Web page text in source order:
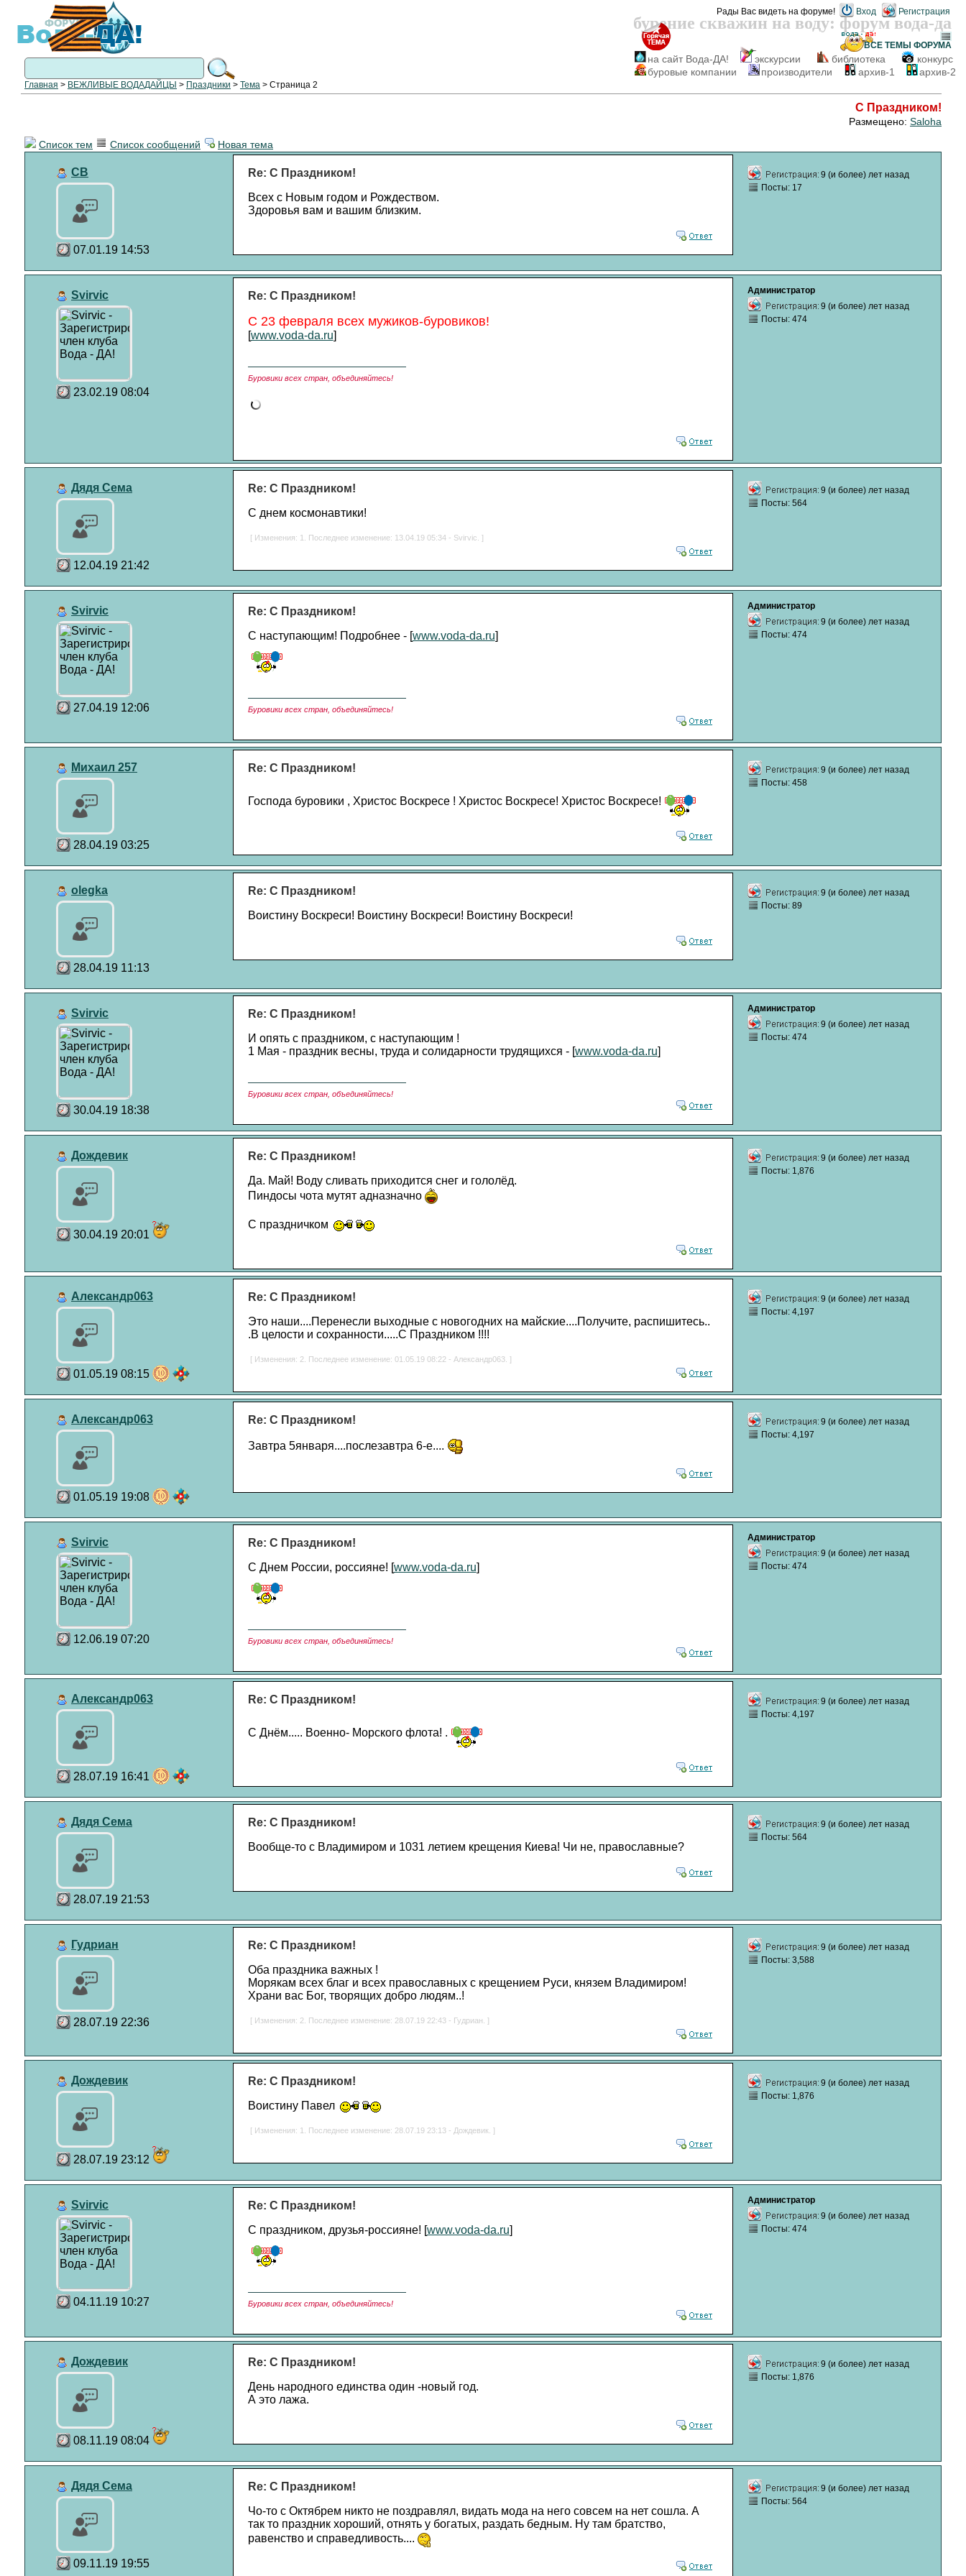
бурение скважин на воду: форум вода-да
Рады Вас видеть на форуме! Вход Регистрация
на сайт Вода-ДА! экскурсии библиотека
конкурс
буровые компании
производители архив-1 архив-2
ВСЕ ТЕМЫ ФОРУМА
Главная > ВЕЖЛИВЫЕ ВОДАДАЙЦЫ > Праздники > Тема > Страница 2
С Праздником!
Размещено: Saloha
Список тем
Список сообщений Новая тема
СВ
07.01.19 14:53
Re: С Праздником!
Всех с Новым годом и Рождеством.
Здоровья вам и вашим близким.
9 (и более) лет назад
Посты: 17
Svirvic
23.02.19 08:04
Re: С Праздником!
C 23 февраля всех мужиков-буровиков!
[www.voda-da.ru]
Буровики всех стран, объединяйтесь!
Администратор
9 (и более) лет назад
Посты: 474
Дядя Сема
12.04.19 21:42
Re: С Праздником!
С днем космонавтики!
[ Изменения: 1. Последнее изменение: 13.04.19 05:34 - Svirvic. ]
9 (и более) лет назад
Посты: 564
Svirvic
27.04.19 12:06
Re: С Праздником!
С наступающим! Подробнее - [www.voda-da.ru]
Буровики всех стран, объединяйтесь!
Администратор
9 (и более) лет назад
Посты: 474
Михаил 257
28.04.19 03:25
Re: С Праздником!
Господа буровики , Христос Воскресе ! Христос Воскресе! Христос Воскресе!
9 (и более) лет назад
Посты: 458
olegka
28.04.19 11:13
Re: С Праздником!
Воистину Воскреси! Воистину Воскреси! Воистину Воскреси!
9 (и более) лет назад
Посты: 89
Svirvic
30.04.19 18:38
Re: С Праздником!
И опять с праздником, с наступающим !
1 Мая - праздник весны, труда и солидарности трудящихся - [www.voda-da.ru]
Буровики всех стран, объединяйтесь!
Администратор
9 (и более) лет назад
Посты: 474
Дождевик
30.04.19 20:01
Re: С Праздником!
Да. Май! Воду сливать приходится снег и гололёд.
Пиндосы чота мутят адназначно
С праздничком
9 (и более) лет назад
Посты: 1,876
Александр063
01.05.19 08:15
Re: С Праздником!
Это наши....Перенесли выходные с новогодних на майские....Получите, распишитесь..
.В целости и сохранности.....С Праздником !!!!
[ Изменения: 2. Последнее изменение: 01.05.19 08:22 - Александр063. ]
9 (и более) лет назад
Посты: 4,197
Александр063
01.05.19 19:08
Re: С Праздником!
Завтра 5января....послезавтра 6-е....
9 (и более) лет назад
Посты: 4,197
Svirvic
12.06.19 07:20
Re: С Праздником!
С Днем России, россияне! [www.voda-da.ru]
Буровики всех стран, объединяйтесь!
Администратор
9 (и более) лет назад
Посты: 474
Александр063
28.07.19 16:41
Re: С Праздником!
С Днём..... Военно- Морского флота! .
9 (и более) лет назад
Посты: 4,197
Дядя Сема
28.07.19 21:53
Re: С Праздником!
Вообще-то с Владимиром и 1031 летием крещения Киева! Чи не, православные?
9 (и более) лет назад
Посты: 564
Гудриан
28.07.19 22:36
Re: С Праздником!
Оба праздника важных !
Морякам всех благ и всех православных с крещением Руси, князем Владимиром!
Храни вас Бог, творящих добро людям..!
[ Изменения: 2. Последнее изменение: 28.07.19 22:43 - Гудриан. ]
9 (и более) лет назад
Посты: 3,588
Дождевик
28.07.19 23:12
Re: С Праздником!
Воистину Павел
[ Изменения: 1. Последнее изменение: 28.07.19 23:13 - Дождевик. ]
9 (и более) лет назад
Посты: 1,876
Svirvic
04.11.19 10:27
Re: С Праздником!
С праздником, друзья-россияне! [www.voda-da.ru]
Буровики всех стран, объединяйтесь!
Администратор
9 (и более) лет назад
Посты: 474
Дождевик
08.11.19 08:04
Re: С Праздником!
День народного единства один -новый год.
А это лажа.
9 (и более) лет назад
Посты: 1,876
Дядя Сема
09.11.19 19:55
Re: С Праздником!
Чо-то с Октябрем никто не поздравлял, видать мода на него совсем на нет сошла. А
так то праздник хороший, отнять у богатых, раздать бедным. Ну там братство,
равенство и справедливость....
9 (и более) лет назад
Посты: 564